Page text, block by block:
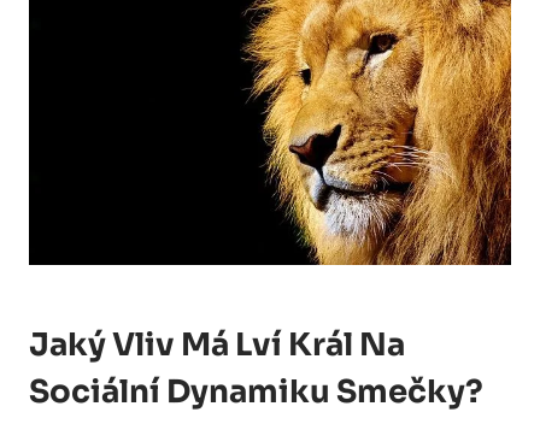
Jaký Vliv Má Lví Král Na
Sociální Dynamiku Smečky?